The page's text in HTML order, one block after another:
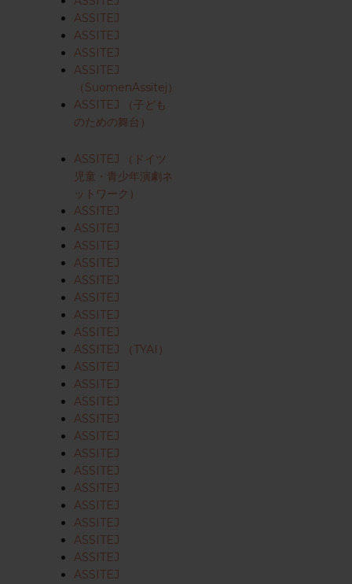
ASSITEJ
ASSITEJ
ASSITEJ
ASSITEJ
（SuomenAssitej）
ASSITEJ （子ども
のための舞台）
ASSITEJ （ドイツ
児童・青少年演劇ネ
ットワーク）
ASSITEJ
ASSITEJ
ASSITEJ
ASSITEJ
ASSITEJ
ASSITEJ
ASSITEJ
ASSITEJ
ASSITEJ （TYAI）
ASSITEJ
ASSITEJ
ASSITEJ
ASSITEJ
ASSITEJ
ASSITEJ
ASSITEJ
ASSITEJ
ASSITEJ
ASSITEJ
ASSITEJ
ASSITEJ
ASSITEJ